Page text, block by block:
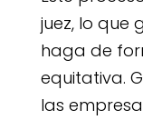
juez, lo que
haga de
equitativa.
las